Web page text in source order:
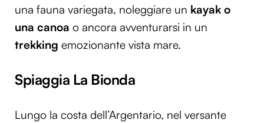
una fauna variegata, noleggiare un kayak o
una canoa o ancora avventurarsi in un
trekking emozionante vista mare.
Spiaggia La Bionda
Lungo la costa dell’Argentario, nel versante